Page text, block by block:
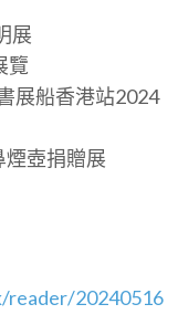
展
覽
展船香港站2024
壺捐贈展
reader/20240516